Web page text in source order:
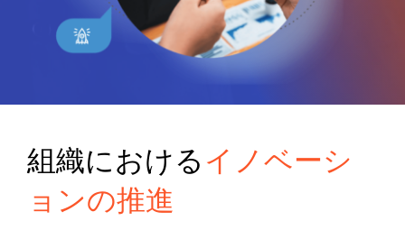
組織における イノベーシ
ョンの推進